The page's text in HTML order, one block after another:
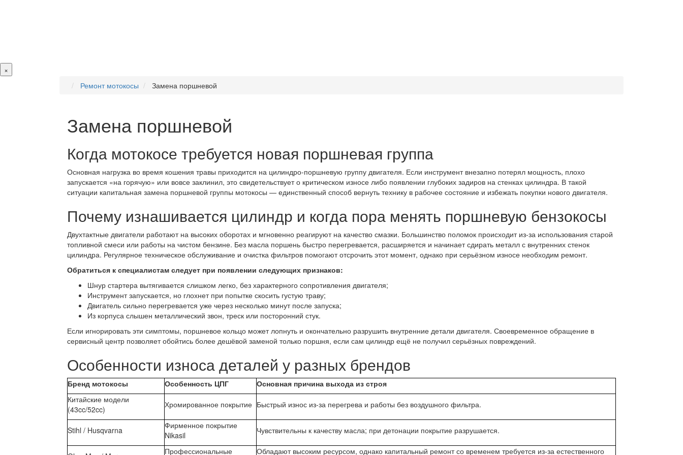
×
Ремонт мотокосы
Замена поршневой
Замена поршневой
Когда мотокосе требуется новая поршневая группа
Основная нагрузка во время кошения травы приходится на цилиндро-поршневую группу двигателя. Если инструмент внезапно потерял мощность, плохо
запускается «на горячую» или вовсе заклинил, это свидетельствует о критическом износе либо появлении глубоких задиров на стенках цилиндра. В такой
ситуации капитальная замена поршневой группы мотокосы — единственный способ вернуть технику в рабочее состояние и избежать покупки нового двигателя.
Почему изнашивается цилиндр и когда пора менять поршневую бензокосы
Двухтактные двигатели работают на высоких оборотах и мгновенно реагируют на качество смазки. Большинство поломок происходит из-за использования старой
топливной смеси или работы на чистом бензине. Без масла поршень быстро перегревается, расширяется и начинает сдирать металл с внутренних стенок
цилиндра. Регулярное техническое обслуживание и очистка фильтров помогают отсрочить этот момент, однако при серьёзном износе необходим ремонт.
Обратиться к специалистам следует при появлении следующих признаков:
Шнур стартера вытягивается слишком легко, без характерного сопротивления двигателя;
Инструмент запускается, но глохнет при попытке скосить густую траву;
Двигатель сильно перегревается уже через несколько минут после запуска;
Из корпуса слышен металлический звон, треск или посторонний стук.
Если игнорировать эти симптомы, поршневое кольцо может лопнуть и окончательно разрушить внутренние детали двигателя. Своевременное обращение в
сервисный центр позволяет обойтись более дешёвой заменой только поршня, если сам цилиндр ещё не получил серьёзных повреждений.
Особенности износа деталей у разных брендов
Бренд мотокосы Особенность ЦПГ
Основная причина выхода из строя
Китайские модели
(43cc/52cc)
Хромированное покрытие Быстрый износ из-за перегрева и работы без воздушного фильтра.
Stihl / Husqvarna
Фирменное покрытие
Nikasil
Чувствительны к качеству масла; при детонации покрытие разрушается.
Профессиональные Обладают высоким ресурсом, однако капитальный ремонт со временем требуется из-за естественного